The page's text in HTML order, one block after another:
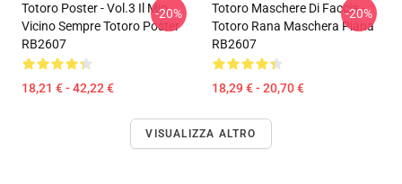
Totoro Poster - Vol.3 Il Mio
Vicino Sempre Totoro Poster
RB2607
18,21 € - 42,22 €
-20%
Totoro Maschere Di Faccia -
Totoro Rana Maschera Piana
RB2607
18,29 € - 20,70 €
-20%
VISUALIZZA ALTRO